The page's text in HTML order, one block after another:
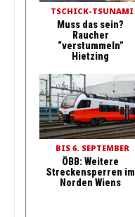
TSCHICK-TSUNAMI
Muss das sein?
Raucher
“verstummeln”
Hietzing
BIS 6. SEPTEMBER
ÖBB: Weitere
Streckensperren im
Norden Wiens